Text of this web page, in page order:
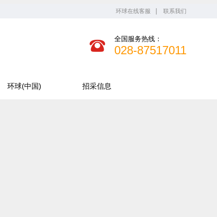
环球在线客服 联系我们
全国服务热线：
028-87517011
环球(中国) 招采信息